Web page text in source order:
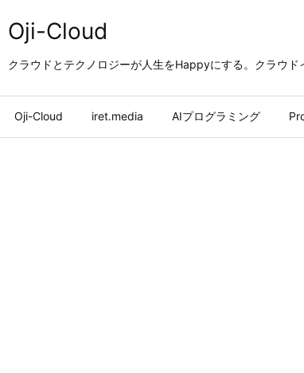
Oji-Cloud
クラウドとテクノロジーが人生をHappyにする。クラウ
Oji-Cloud iret.media AIプログラミング